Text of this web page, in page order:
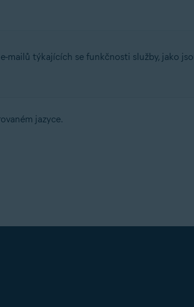
mailů týkajících se funkčnosti služby, jako
jazyce.